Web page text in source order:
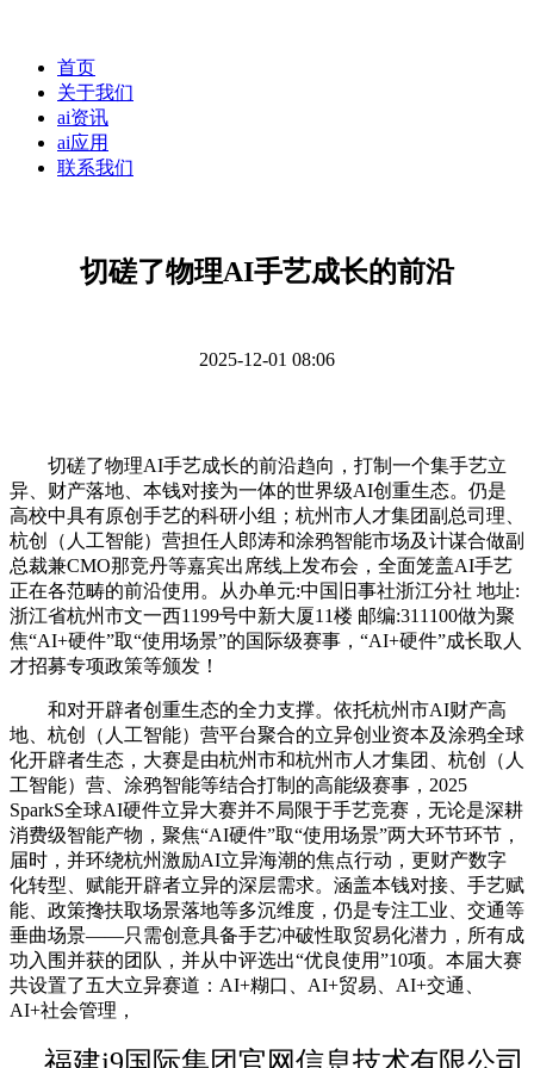
首页
关于我们
ai资讯
ai应用
联系我们
切磋了物理AI手艺成长的前沿
2025-12-01 08:06
切磋了物理AI手艺成长的前沿趋向，打制一个集手艺立
异、财产落地、本钱对接为一体的世界级AI创重生态。仍是
高校中具有原创手艺的科研小组；杭州市人才集团副总司理、
杭创（人工智能）营担任人郎涛和涂鸦智能市场及计谋合做副
总裁兼CMO那竞丹等嘉宾出席线上发布会，全面笼盖AI手艺
正在各范畴的前沿使用。从办单元:中国旧事社浙江分社 地址:
浙江省杭州市文一西1199号中新大厦11楼 邮编:311100做为聚
焦“AI+硬件”取“使用场景”的国际级赛事，“AI+硬件”成长取人
才招募专项政策等颁发！
和对开辟者创重生态的全力支撑。依托杭州市AI财产高
地、杭创（人工智能）营平台聚合的立异创业资本及涂鸦全球
化开辟者生态，大赛是由杭州市和杭州市人才集团、杭创（人
工智能）营、涂鸦智能等结合打制的高能级赛事，2025
SparkS全球AI硬件立异大赛并不局限于手艺竞赛，无论是深耕
消费级智能产物，聚焦“AI硬件”取“使用场景”两大环节环节，
届时，并环绕杭州激励AI立异海潮的焦点行动，更财产数字
化转型、赋能开辟者立异的深层需求。涵盖本钱对接、手艺赋
能、政策搀扶取场景落地等多沉维度，仍是专注工业、交通等
垂曲场景——只需创意具备手艺冲破性取贸易化潜力，所有成
功入围并获的团队，并从中评选出“优良使用”10项。本届大赛
共设置了五大立异赛道：AI+糊口、AI+贸易、AI+交通、
AI+社会管理，